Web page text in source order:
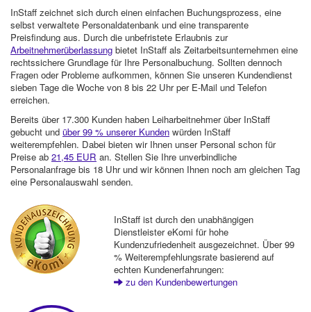
InStaff zeichnet sich durch einen einfachen Buchungsprozess, eine
selbst verwaltete Personaldatenbank und eine transparente
Preisfindung aus. Durch die unbefristete Erlaubnis zur
Arbeitnehmerüberlassung bietet InStaff als Zeitarbeitsunternehmen eine
rechtssichere Grundlage für Ihre Personalbuchung. Sollten dennoch
Fragen oder Probleme aufkommen, können Sie unseren Kundendienst
sieben Tage die Woche von 8 bis 22 Uhr per E-Mail und Telefon
erreichen.
Bereits über 17.300 Kunden haben Leiharbeitnehmer über InStaff
gebucht und über 99 % unserer Kunden würden InStaff
weiterempfehlen. Dabei bieten wir Ihnen unser Personal schon für
Preise ab 21,45 EUR an. Stellen Sie Ihre unverbindliche
Personalanfrage bis 18 Uhr und wir können Ihnen noch am gleichen Tag
eine Personalauswahl senden.
InStaff ist durch den unabhängigen
Dienstleister eKomi für hohe
Kundenzufriedenheit ausgezeichnet. Über 99
% Weiterempfehlungsrate basierend auf
echten Kundenerfahrungen:
zu den Kundenbewertungen